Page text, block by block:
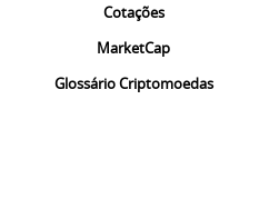
Cotações
MarketCap
Glossário Criptomoedas